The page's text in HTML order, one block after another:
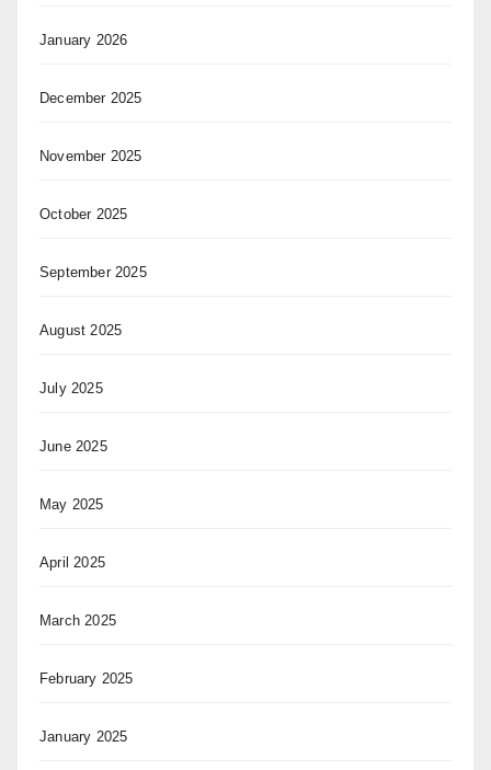
January 2026
December 2025
November 2025
October 2025
September 2025
August 2025
July 2025
June 2025
May 2025
April 2025
March 2025
February 2025
January 2025